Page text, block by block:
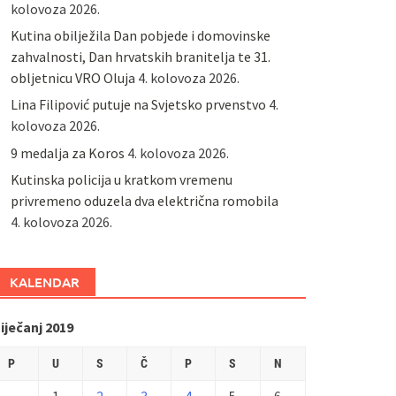
kolovoza 2026.
Kutina obilježila Dan pobjede i domovinske
zahvalnosti, Dan hrvatskih branitelja te 31.
obljetnicu VRO Oluja 4. kolovoza 2026.
Lina Filipović putuje na Svjetsko prvenstvo 4.
kolovoza 2026.
9 medalja za Koros 4. kolovoza 2026.
Kutinska policija u kratkom vremenu
privremeno oduzela dva električna romobila
4. kolovoza 2026.
KALENDAR
2019
P U S Č P S N